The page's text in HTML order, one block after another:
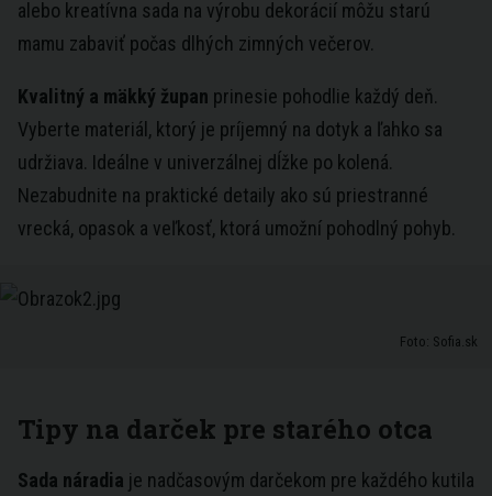
alebo kreatívna sada na výrobu dekorácií môžu starú
mamu zabaviť počas dlhých zimných večerov.
Kvalitný a mäkký župan prinesie pohodlie každý deň.
Vyberte materiál, ktorý je príjemný na dotyk a ľahko sa
udržiava. Ideálne v univerzálnej dĺžke po kolená.
Nezabudnite na praktické detaily ako sú priestranné
vrecká, opasok a veľkosť, ktorá umožní pohodlný pohyb.
Foto: Sofia.sk
Tipy na darček pre starého otca
Sada náradia je nadčasovým darčekom pre každého kutila